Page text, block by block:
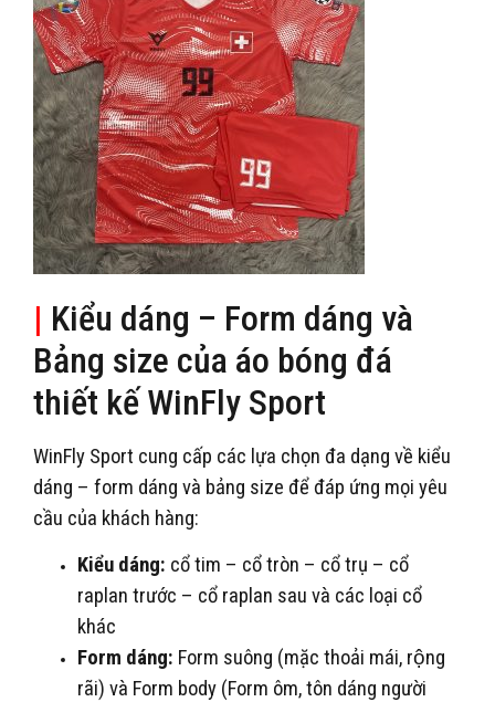
| Kiểu dáng – Form dáng và
Bảng size của áo bóng đá
thiết kế WinFly Sport
WinFly Sport cung cấp các lựa chọn đa dạng về kiểu
dáng – form dáng và bảng size để đáp ứng mọi yêu
cầu của khách hàng:
Kiểu dáng: cổ tim – cổ tròn – cổ trụ – cổ
raplan trước – cổ raplan sau và các loại cổ
khác
Form dáng: Form suông (mặc thoải mái, rộng
rãi) và Form body (Form ôm, tôn dáng người